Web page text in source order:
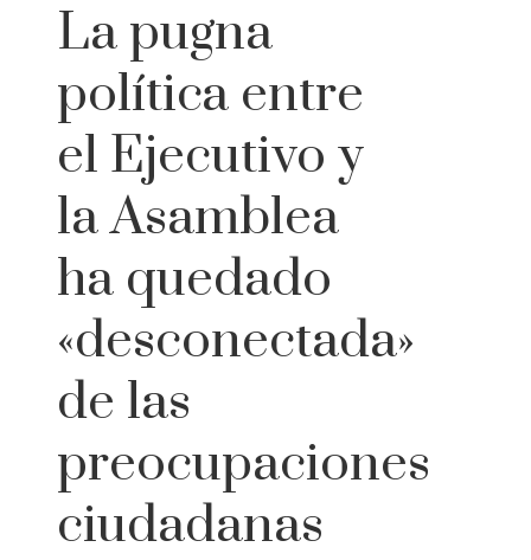
La pugna
política entre
el Ejecutivo y
la Asamblea
ha quedado
«desconectada»
de las
preocupaciones
ciudadanas